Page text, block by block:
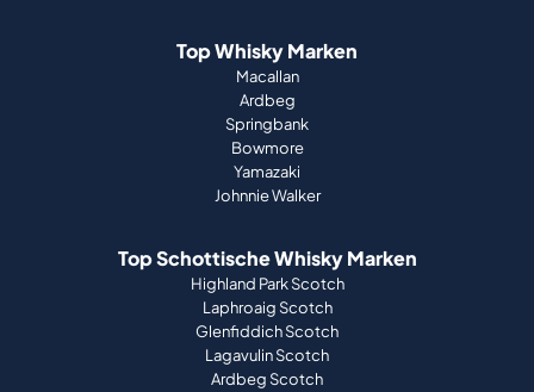
Top Whisky Marken
Macallan
Ardbeg
Springbank
Bowmore
Yamazaki
Johnnie Walker
Top Schottische Whisky Marken
Highland Park Scotch
Laphroaig Scotch
Glenfiddich Scotch
Lagavulin Scotch
Ardbeg Scotch